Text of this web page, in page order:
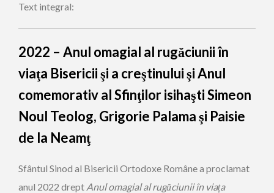
Text integral:
2022 – Anul omagial al rugăciunii în
viaţa Bisericii şi a creştinului şi Anul
comemorativ al Sfinţilor isihaşti Simeon
Noul Teolog, Grigorie Palama şi Paisie
de la Neamţ
Sfântul Sinod al Bisericii Ortodoxe Române a proclamat
anul 2022 drept Anul omagial al rugăciunii în viața